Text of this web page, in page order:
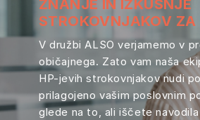
ZNANJE IN IZKUŠNJE
STROKOVNJAKOV ZA
V družbi ALSO verjamemo v
običajnega. Zato vam naša
HP-jevih strokovnjakov nudi
prilagojeno vašim poslovnim
glede na to, ali iščete